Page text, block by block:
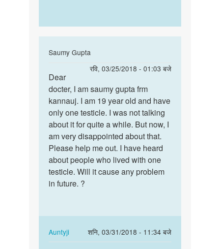
Saumy Gupta
रवि, 03/25/2018 - 01:03 बजे
reply
मेरा
एक
अंडकोष
नई
है
क्या…
by
ajim
Dear
docter,
I
am
saumy…
Dear
docter, I am saumy gupta frm
kannauj. I am 19 year old and have
only one testicle. I was not talking
about it for quite a while. But now, I
am very disappointed about that.
Please help me out. I have heard
about people who lived with one
testicle. Will it cause any problem
in future. ?
Auntyji
शनि, 03/31/2018 - 11:34 बजे
In
reply